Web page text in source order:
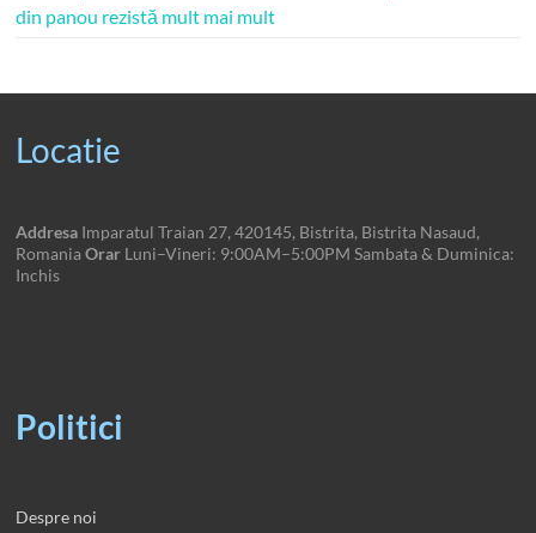
din panou rezistă mult mai mult
Locatie
Addresa Imparatul Traian 27, 420145, Bistrita, Bistrita Nasaud,
RomaniaOrar Luni–Vineri: 9:00AM–5:00PM Sambata & Duminica:
Inchis
Politici
Despre noi